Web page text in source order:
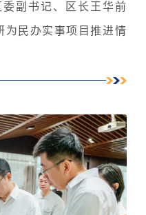
副书记、区长王华前
为民办实事项目推进情